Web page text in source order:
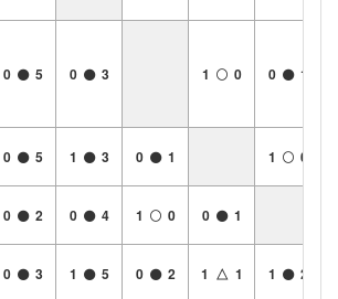
0 5 0 3 1 0 0 1
0 5 1 3 0 1 1 0
0 2 0 4 1 0 0 1
0 3 1 5 0 2 1 △ 1 1 2